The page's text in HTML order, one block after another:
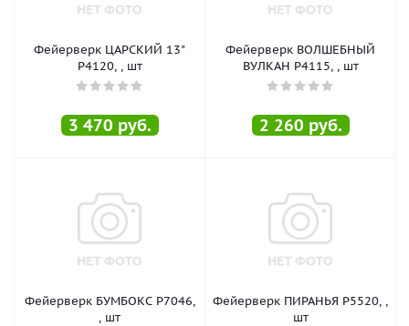
Фейерверк ЦАРСКИЙ 13"
Р4120, , шт
3 470 руб.
Фейерверк ВОЛШЕБНЫЙ
ВУЛКАН Р4115, , шт
2 260 руб.
Фейерверк БУМБОКС Р7046,
, шт
Фейерверк ПИРАНЬЯ Р5520, ,
шт